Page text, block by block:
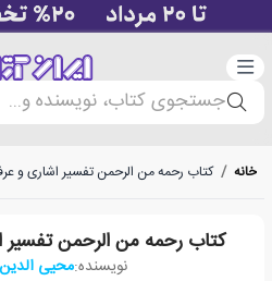
دسته‌بندی
جستجوی کتاب، نویسنده و...
خانه / کتاب رحمه من الرحمن تفسیر اشاری و
کتاب رحمه من الرحمن تفسیر
نویسنده:محیی